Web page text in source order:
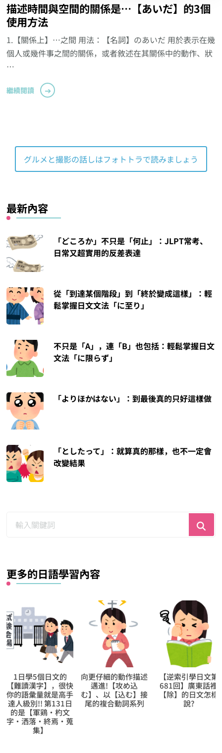
描述時間與空間的關係是…【あいだ】的3個
使用方法
1.【關係上】…之間 用法：【名詞】のあいだ 用於表示在幾
個人或幾件事之間的關係，或者敘述在其關係中的動作、狀
…
繼續閱讀
グルメと撮影の話しはフォトトラで読みましょう
最新內容
「どころか」不只是「何止」：JLPT常考、
日常又超實用的反差表達
從「到達某個階段」到「終於變成這樣」：輕
鬆掌握日文文法「に至り」
不只是「A」，連「B」也包括：輕鬆掌握日文
文法「に限らず」
「よりほかはない」：到最後真的只好這樣做
「としたって」：就算真的那樣，也不一定會
改變結果
更多的日語學習內容
1日學5個日文的
【難讀漢字】，很快
你的語彙量就是高手
達人級別!! 第131日
的是【軍鶏‧杓文
字‧洒落‧終焉‧蒐
集】
向更仔細的動作描述
邁進!【攻め込
む】、以【込む】接
尾的複合動詞系列
【逆索引學日文第
681回】廣東話裡
【除】的日文怎樣
說?